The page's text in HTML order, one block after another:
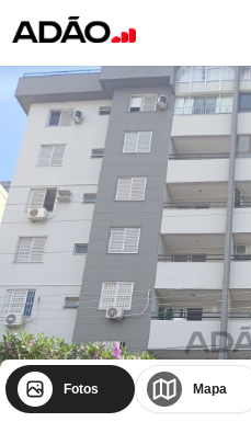
Fotos Mapa